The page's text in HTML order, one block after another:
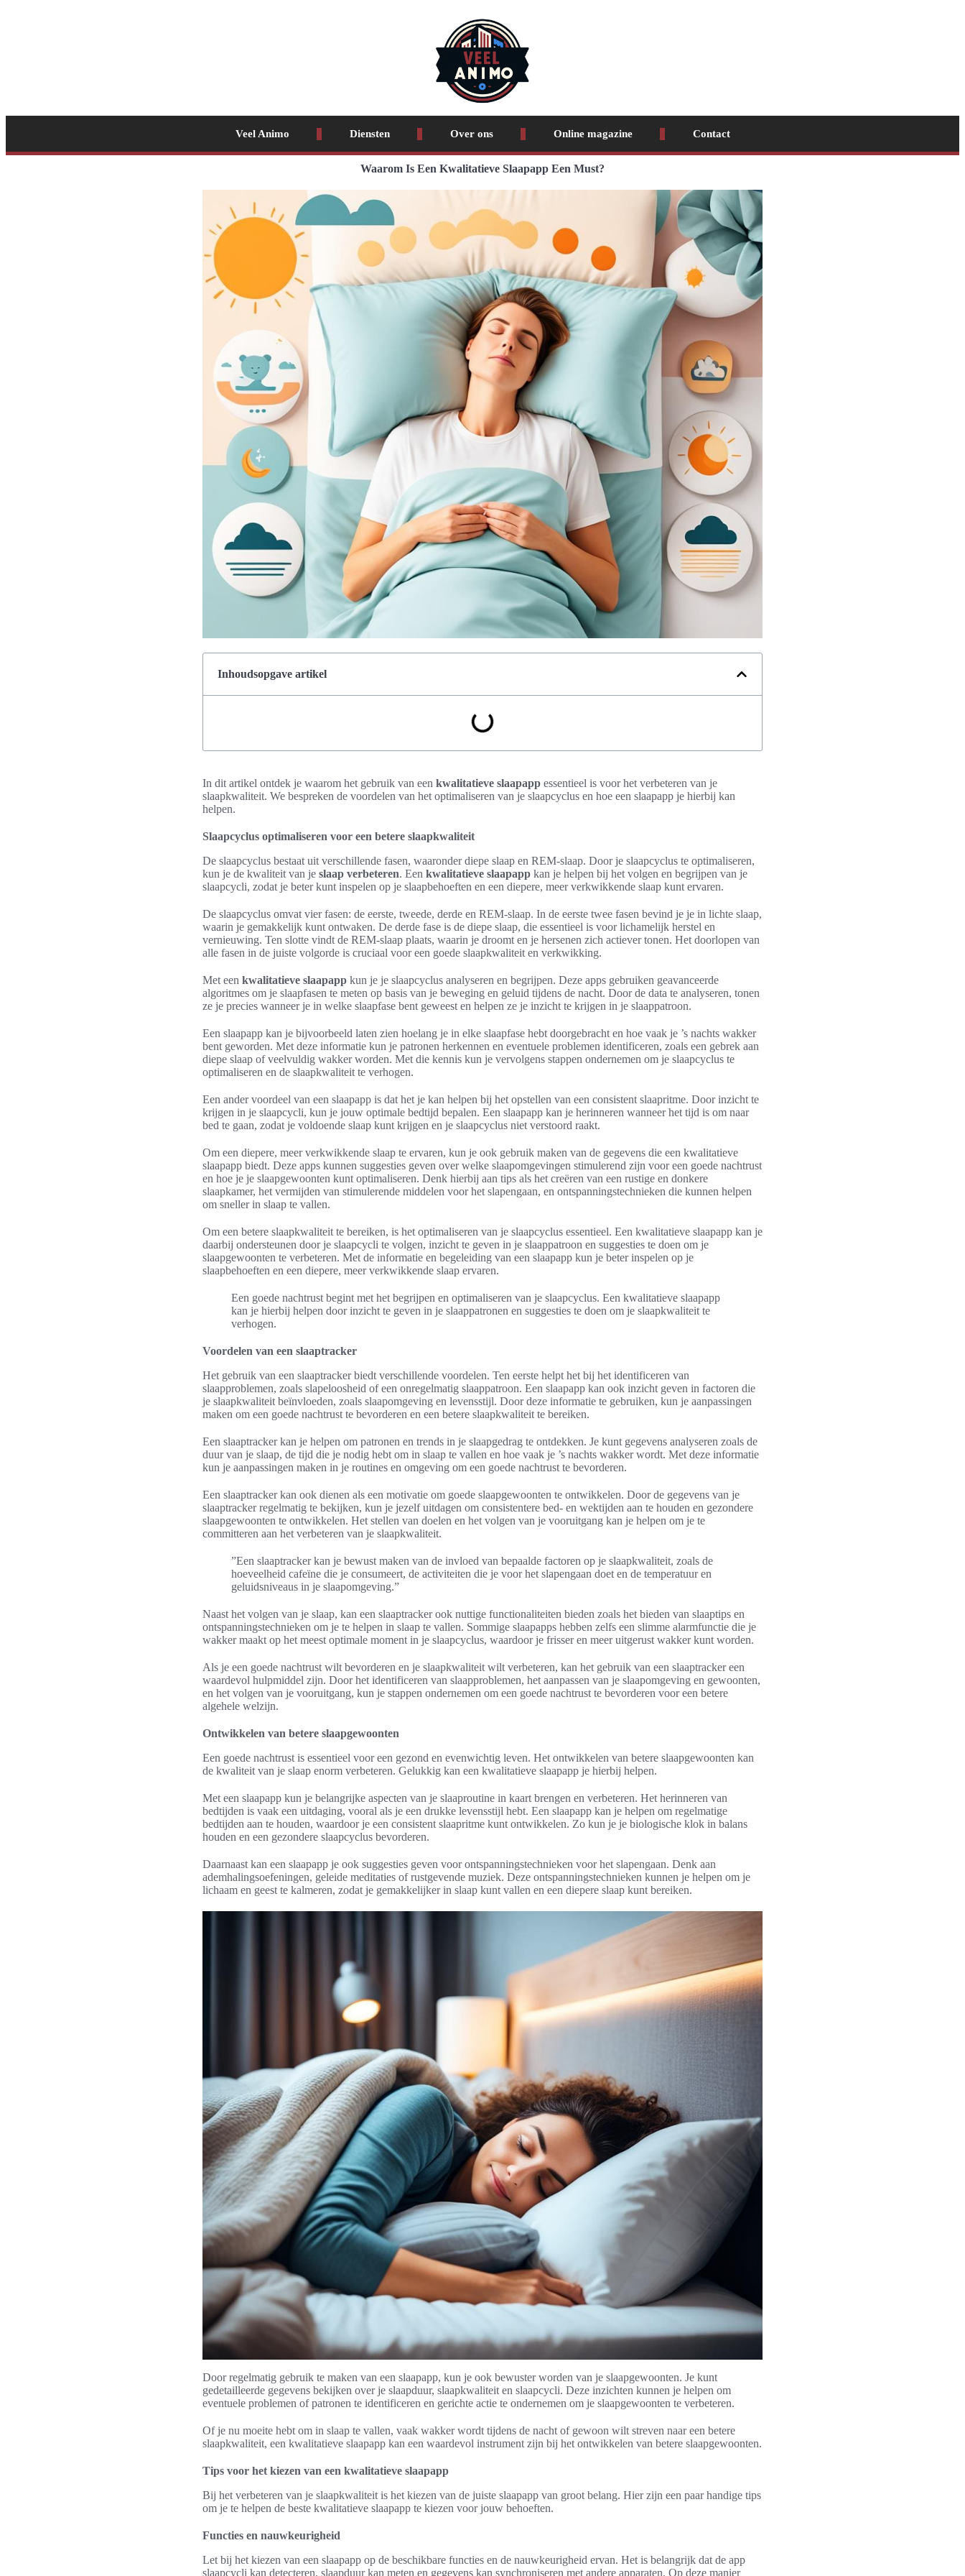
Veel Animo Diensten Over ons Online magazine Contact
Waarom Is Een Kwalitatieve Slaapapp Een Must?
Inhoudsopgave artikel
In dit artikel ontdek je waarom het gebruik van een kwalitatieve slaapapp essentieel is voor het verbeteren van je
slaapkwaliteit. We bespreken de voordelen van het optimaliseren van je slaapcyclus en hoe een slaapapp je hierbij kan
helpen.
Slaapcyclus optimaliseren voor een betere slaapkwaliteit
De slaapcyclus bestaat uit verschillende fasen, waaronder diepe slaap en REM-slaap. Door je slaapcyclus te optimaliseren,
kun je de kwaliteit van je slaap verbeteren. Een kwalitatieve slaapapp kan je helpen bij het volgen en begrijpen van je
slaapcycli, zodat je beter kunt inspelen op je slaapbehoeften en een diepere, meer verkwikkende slaap kunt ervaren.
De slaapcyclus omvat vier fasen: de eerste, tweede, derde en REM-slaap. In de eerste twee fasen bevind je je in lichte slaap,
waarin je gemakkelijk kunt ontwaken. De derde fase is de diepe slaap, die essentieel is voor lichamelijk herstel en
vernieuwing. Ten slotte vindt de REM-slaap plaats, waarin je droomt en je hersenen zich actiever tonen. Het doorlopen van
alle fasen in de juiste volgorde is cruciaal voor een goede slaapkwaliteit en verkwikking.
Met een kwalitatieve slaapapp kun je je slaapcyclus analyseren en begrijpen. Deze apps gebruiken geavanceerde
algoritmes om je slaapfasen te meten op basis van je beweging en geluid tijdens de nacht. Door de data te analyseren, tonen
ze je precies wanneer je in welke slaapfase bent geweest en helpen ze je inzicht te krijgen in je slaappatroon.
Een slaapapp kan je bijvoorbeeld laten zien hoelang je in elke slaapfase hebt doorgebracht en hoe vaak je ’s nachts wakker
bent geworden. Met deze informatie kun je patronen herkennen en eventuele problemen identificeren, zoals een gebrek aan
diepe slaap of veelvuldig wakker worden. Met die kennis kun je vervolgens stappen ondernemen om je slaapcyclus te
optimaliseren en de slaapkwaliteit te verhogen.
Een ander voordeel van een slaapapp is dat het je kan helpen bij het opstellen van een consistent slaapritme. Door inzicht te
krijgen in je slaapcycli, kun je jouw optimale bedtijd bepalen. Een slaapapp kan je herinneren wanneer het tijd is om naar
bed te gaan, zodat je voldoende slaap kunt krijgen en je slaapcyclus niet verstoord raakt.
Om een diepere, meer verkwikkende slaap te ervaren, kun je ook gebruik maken van de gegevens die een kwalitatieve
slaapapp biedt. Deze apps kunnen suggesties geven over welke slaapomgevingen stimulerend zijn voor een goede nachtrust
en hoe je je slaapgewoonten kunt optimaliseren. Denk hierbij aan tips als het creëren van een rustige en donkere
slaapkamer, het vermijden van stimulerende middelen voor het slapengaan, en ontspanningstechnieken die kunnen helpen
om sneller in slaap te vallen.
Om een betere slaapkwaliteit te bereiken, is het optimaliseren van je slaapcyclus essentieel. Een kwalitatieve slaapapp kan je
daarbij ondersteunen door je slaapcycli te volgen, inzicht te geven in je slaappatroon en suggesties te doen om je
slaapgewoonten te verbeteren. Met de informatie en begeleiding van een slaapapp kun je beter inspelen op je
slaapbehoeften en een diepere, meer verkwikkende slaap ervaren.
Een goede nachtrust begint met het begrijpen en optimaliseren van je slaapcyclus. Een kwalitatieve slaapapp
kan je hierbij helpen door inzicht te geven in je slaappatronen en suggesties te doen om je slaapkwaliteit te
verhogen.
Voordelen van een slaaptracker
Het gebruik van een slaaptracker biedt verschillende voordelen. Ten eerste helpt het bij het identificeren van
slaapproblemen, zoals slapeloosheid of een onregelmatig slaappatroon. Een slaapapp kan ook inzicht geven in factoren die
je slaapkwaliteit beïnvloeden, zoals slaapomgeving en levensstijl. Door deze informatie te gebruiken, kun je aanpassingen
maken om een goede nachtrust te bevorderen en een betere slaapkwaliteit te bereiken.
Een slaaptracker kan je helpen om patronen en trends in je slaapgedrag te ontdekken. Je kunt gegevens analyseren zoals de
duur van je slaap, de tijd die je nodig hebt om in slaap te vallen en hoe vaak je ’s nachts wakker wordt. Met deze informatie
kun je aanpassingen maken in je routines en omgeving om een goede nachtrust te bevorderen.
Een slaaptracker kan ook dienen als een motivatie om goede slaapgewoonten te ontwikkelen. Door de gegevens van je
slaaptracker regelmatig te bekijken, kun je jezelf uitdagen om consistentere bed- en wektijden aan te houden en gezondere
slaapgewoonten te ontwikkelen. Het stellen van doelen en het volgen van je vooruitgang kan je helpen om je te
committeren aan het verbeteren van je slaapkwaliteit.
”Een slaaptracker kan je bewust maken van de invloed van bepaalde factoren op je slaapkwaliteit, zoals de
hoeveelheid cafeïne die je consumeert, de activiteiten die je voor het slapengaan doet en de temperatuur en
geluidsniveaus in je slaapomgeving.”
Naast het volgen van je slaap, kan een slaaptracker ook nuttige functionaliteiten bieden zoals het bieden van slaaptips en
ontspanningstechnieken om je te helpen in slaap te vallen. Sommige slaapapps hebben zelfs een slimme alarmfunctie die je
wakker maakt op het meest optimale moment in je slaapcyclus, waardoor je frisser en meer uitgerust wakker kunt worden.
Als je een goede nachtrust wilt bevorderen en je slaapkwaliteit wilt verbeteren, kan het gebruik van een slaaptracker een
waardevol hulpmiddel zijn. Door het identificeren van slaapproblemen, het aanpassen van je slaapomgeving en gewoonten,
en het volgen van je vooruitgang, kun je stappen ondernemen om een goede nachtrust te bevorderen voor een betere
algehele welzijn.
Ontwikkelen van betere slaapgewoonten
Een goede nachtrust is essentieel voor een gezond en evenwichtig leven. Het ontwikkelen van betere slaapgewoonten kan
de kwaliteit van je slaap enorm verbeteren. Gelukkig kan een kwalitatieve slaapapp je hierbij helpen.
Met een slaapapp kun je belangrijke aspecten van je slaaproutine in kaart brengen en verbeteren. Het herinneren van
bedtijden is vaak een uitdaging, vooral als je een drukke levensstijl hebt. Een slaapapp kan je helpen om regelmatige
bedtijden aan te houden, waardoor je een consistent slaapritme kunt ontwikkelen. Zo kun je je biologische klok in balans
houden en een gezondere slaapcyclus bevorderen.
Daarnaast kan een slaapapp je ook suggesties geven voor ontspanningstechnieken voor het slapengaan. Denk aan
ademhalingsoefeningen, geleide meditaties of rustgevende muziek. Deze ontspanningstechnieken kunnen je helpen om je
lichaam en geest te kalmeren, zodat je gemakkelijker in slaap kunt vallen en een diepere slaap kunt bereiken.
Door regelmatig gebruik te maken van een slaapapp, kun je ook bewuster worden van je slaapgewoonten. Je kunt
gedetailleerde gegevens bekijken over je slaapduur, slaapkwaliteit en slaapcycli. Deze inzichten kunnen je helpen om
eventuele problemen of patronen te identificeren en gerichte actie te ondernemen om je slaapgewoonten te verbeteren.
Of je nu moeite hebt om in slaap te vallen, vaak wakker wordt tijdens de nacht of gewoon wilt streven naar een betere
slaapkwaliteit, een kwalitatieve slaapapp kan een waardevol instrument zijn bij het ontwikkelen van betere slaapgewoonten.
Tips voor het kiezen van een kwalitatieve slaapapp
Bij het verbeteren van je slaapkwaliteit is het kiezen van de juiste slaapapp van groot belang. Hier zijn een paar handige tips
om je te helpen de beste kwalitatieve slaapapp te kiezen voor jouw behoeften.
Functies en nauwkeurigheid
Let bij het kiezen van een slaapapp op de beschikbare functies en de nauwkeurigheid ervan. Het is belangrijk dat de app
slaapcycli kan detecteren, slaapduur kan meten en gegevens kan synchroniseren met andere apparaten. Op deze manier